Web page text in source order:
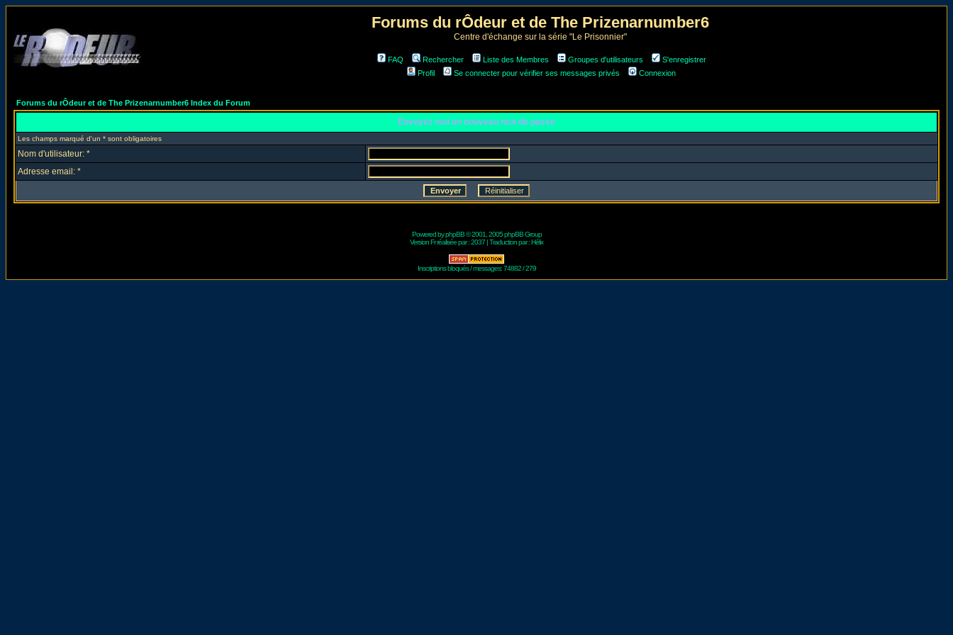
Forums du rÔdeur et de The Prizenarnumber6
Centre d'échange sur la série "Le Prisonnier"
FAQ Rechercher Liste des Membres Groupes d'utilisateurs
S'enregistrer
Profil
Se connecter pour vérifier ses messages privés Connexion
Forums du rÔdeur et de The Prizenarnumber6 Index du Forum
Envoyez moi un nouveau mot de passe
Les champs marqué d'un * sont obligatoires
Nom d'utilisateur: *
Adresse email: *
Powered byphpBB© 2001, 2005 phpBB Group
Version Fr réalisée par :2037 | Traduction par :Hélix
Inscriptions bloqués / messages: 74882 / 279